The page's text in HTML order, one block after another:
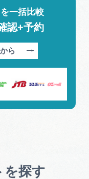
一括比較
認+予約
ら
を探す